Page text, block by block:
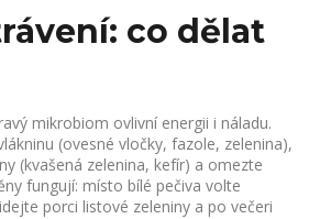
co dělat
mikrobiom ovlivní energii i náladu.
(ovesné vločky, fazole, zelenina),
(kvašená zelenina, kefír) a omezte
fungují: místo bílé pečiva volte
porci listové zeleniny a po večeri